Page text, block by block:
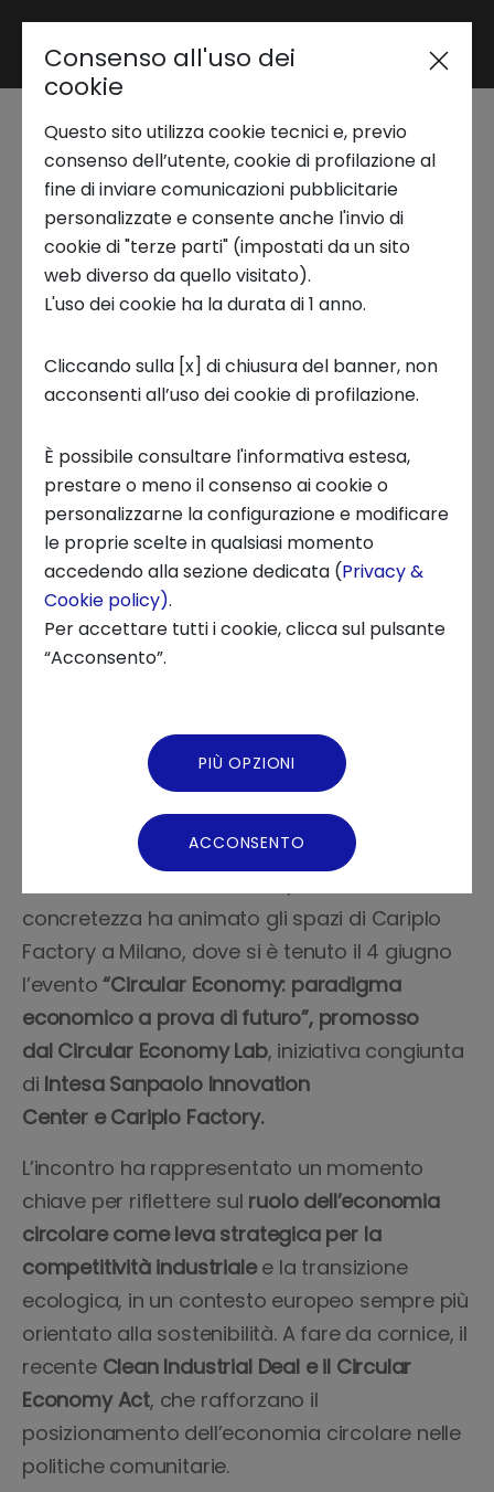
Area riservata
Trend Analysis
Applied Research
Startup Development
Business Transformation
Ecosystem enabling
Chi siamo
News ed Eventi
Circular Economy:
paradigma
economico a prova di
10 GIUGNO 2025
INNOVATION CENTER, STARTUP, ECOSISTEMI
Grande partecipazione per l’evento
del 4 giugno dedicato alla Circular
concretezza ha animato gli spazi di Cariplo
Factory a Milano, dove si è tenuto il 4 giugno
l’evento“Circular Economy: paradigma
economico a prova di futuro”, promosso
dal Circular Economy Lab, iniziativa congiunta
di Intesa Sanpaolo Innovation
Center e Cariplo Factory.
L’incontro ha rappresentato un momento
chiave per riflettere sul ruolo dell’economia
circolare come leva strategica per la
competitività industrialee la transizione
ecologica, in un contesto europeo sempre più
orientato alla sostenibilità. A fare da cornice, il
recente Clean Industrial Deal e il Circular
Economy Act, che rafforzano il
posizionamento dell’economia circolare nelle
politiche comunitarie.
Consenso all'uso dei
cookie
Questo sito utilizza cookie tecnici e, previo
consenso dell’utente, cookie di profilazione al
fine di inviare comunicazioni pubblicitarie
personalizzate e consente anche l'invio di
cookie di "terze parti" (impostati da un sito
web diverso da quello visitato).
L'uso dei cookie ha la durata di 1 anno.
Cliccando sulla [x] di chiusura del banner, non
acconsenti all’uso dei cookie di profilazione.
È possibile consultare l'informativa estesa,
prestare o meno il consenso ai cookie o
personalizzarne la configurazione e modificare
le proprie scelte in qualsiasi momento
accedendo alla sezione dedicata (Privacy &
Cookie policy).
Per accettare tutti i cookie, clicca sul pulsante
“Acconsento”.
PIÙ OPZIONI
ACCONSENTO